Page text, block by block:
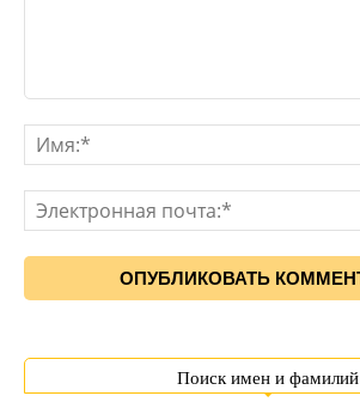
Поиск имен и фамилий